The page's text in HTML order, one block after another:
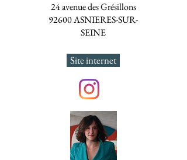
24 avenue des Grésillons
92600 ASNIERES-SUR-
SEINE
Site internet